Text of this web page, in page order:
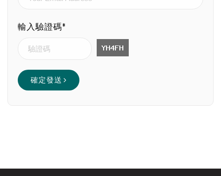
輸入驗證碼*
確定發送